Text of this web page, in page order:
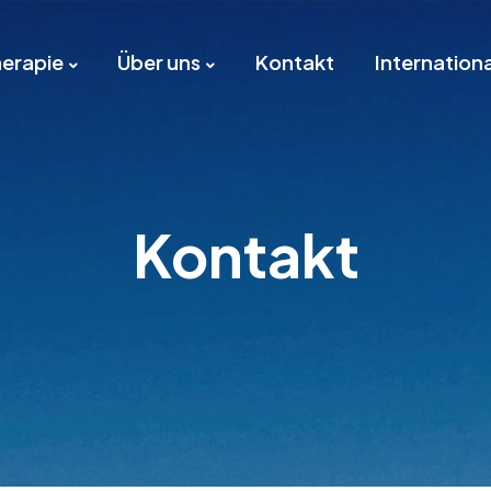
Über uns Kontakt
Kontakt